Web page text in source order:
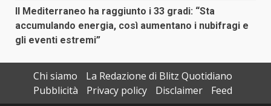
Il Mediterraneo ha raggiunto i 33 gradi: “Sta
accumulando energia, così aumentano i nubifragi e
gli eventi estremi”
Chi siamo
La Redazione di Blitz Quotidiano
Pubblicità
Privacy policy Disclaimer Feed